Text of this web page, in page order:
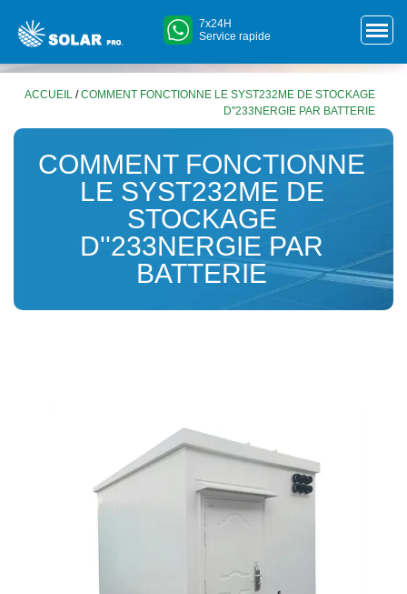
7x24H
Service rapide
ACCUEIL /COMMENT FONCTIONNE LE SYST232ME DE STOCKAGE
D''233NERGIE PAR BATTERIE
COMMENT FONCTIONNE
LE SYST232ME DE
STOCKAGE
D''233NERGIE PAR
BATTERIE